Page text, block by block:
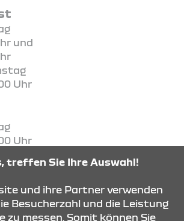
und
Uhr
Uhr
Uhr
treffen Sie Ihre Auswahl!
und ihre Partner verwenden
Besucherzahl und die Leistung
zu messen. Somit können Sie